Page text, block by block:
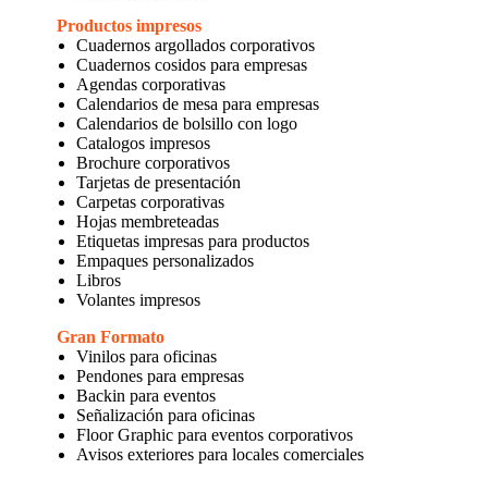
Productos impresos
Cuadernos argollados corporativos
Cuadernos cosidos para empresas
Agendas corporativas
Calendarios de mesa para empresas
Calendarios de bolsillo con logo
Catalogos impresos
Brochure corporativos
Tarjetas de presentación
Carpetas corporativas
Hojas membreteadas
Etiquetas impresas para productos
Empaques personalizados
Libros
Volantes impresos
Gran Formato
Vinilos para oficinas
Pendones para empresas
Backin para eventos
Señalización para oficinas
Floor Graphic para eventos corporativos
Avisos exteriores para locales comerciales